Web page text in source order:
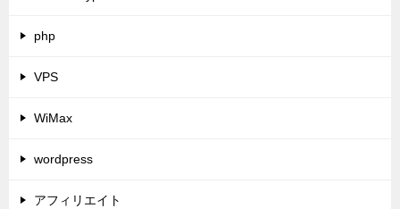
php
VPS
WiMax
wordpress
アフィリエイト